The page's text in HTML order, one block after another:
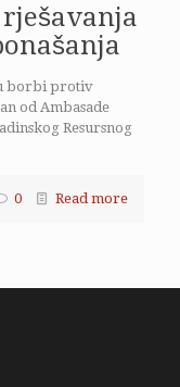
borbi protiv
od Ambasade
Resursnog
0 Read more